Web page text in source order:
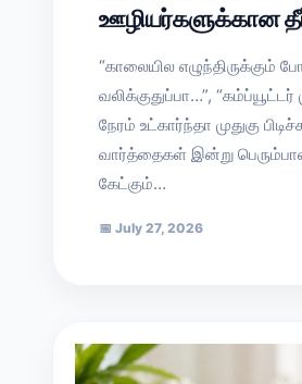
ஊழியர்களுக்கான
“காலையில எழுந்திருக்கும்
வலிக்குதுப்பா…”,
நேரம் உட்கார்ந்தா முதுகு
வார்த்தைகள் இன்று
கேட்கும்…
📅 July 27, 2026